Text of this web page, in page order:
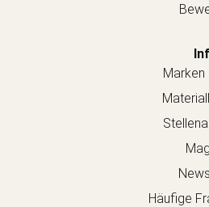
Marken
Häufige